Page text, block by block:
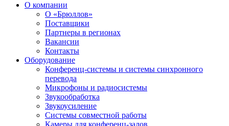
О компании
О «Брюллов»
Поставщики
Партнеры в регионах
Вакансии
Контакты
Оборудование
Конференц-системы и системы синхронного
перевода
Микрофоны и радиосистемы
Звукообработка
Звукоусиление
Системы совместной работы
Камеры для конференц-залов